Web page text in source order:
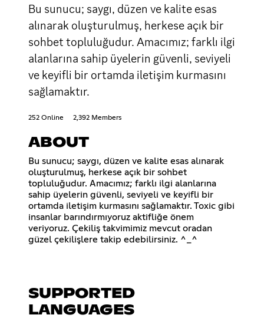
Bu sunucu; saygı, düzen ve kalite esas
alınarak oluşturulmuş, herkese açık bir
sohbet topluluğudur. Amacımız; farklı ilgi
alanlarına sahip üyelerin güvenli, seviyeli
ve keyifli bir ortamda iletişim kurmasını
sağlamaktır.
252 Online 2,392 Members
ABOUT
Bu sunucu; saygı, düzen ve kalite esas alınarak
oluşturulmuş, herkese açık bir sohbet
topluluğudur. Amacımız; farklı ilgi alanlarına
sahip üyelerin güvenli, seviyeli ve keyifli bir
ortamda iletişim kurmasını sağlamaktır. Toxic gibi
insanlar barındırmıyoruz aktifliğe önem
veriyoruz. Çekiliş takvimimiz mevcut oradan
güzel çekilişlere takip edebilirsiniz. ^_^
SUPPORTED
LANGUAGES